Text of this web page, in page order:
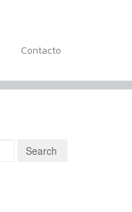
Contacto